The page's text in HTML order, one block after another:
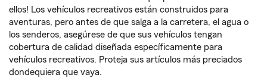
ellos! Los vehículos recreativos están construidos para
aventuras, pero antes de que salga a la carretera, el agua o
los senderos, asegúrese de que sus vehículos tengan
cobertura de calidad diseñada específicamente para
vehículos recreativos. Proteja sus artículos más preciados
dondequiera que vaya.